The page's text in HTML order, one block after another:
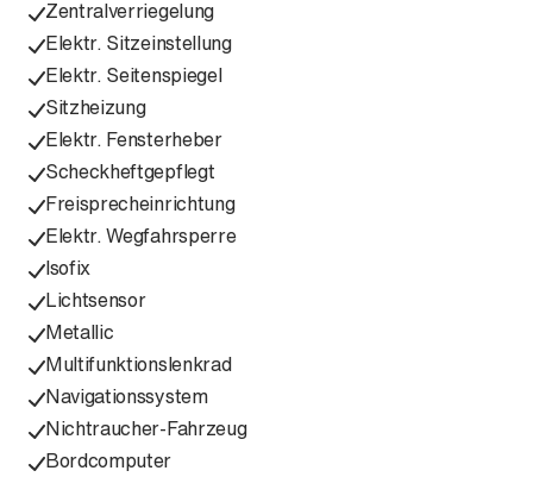
Zentralverriegelung
Elektr. Sitzeinstellung
Elektr. Seitenspiegel
Sitzheizung
Elektr. Fensterheber
Scheckheftgepflegt
Freisprecheinrichtung
Elektr. Wegfahrsperre
Isofix
Lichtsensor
Metallic
Multifunktionslenkrad
Navigationssystem
Nichtraucher-Fahrzeug
Bordcomputer